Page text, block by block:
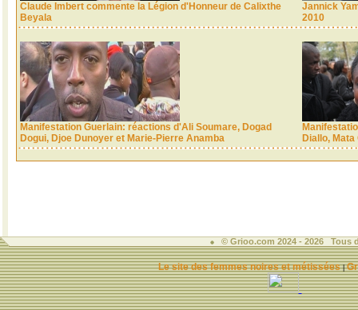
Claude Imbert commente la Légion d'Honneur de Calixthe
Beyala
Jannick
2010
Manifestation Guerlain: réactions d'Ali Soumare, Dogad
Dogui, Djoe Dunoyer et Marie-Pierre Anamba
Diallo,
© Grioo.com 2024 - 2026 Tous
Le site des femmes noires et métissées|